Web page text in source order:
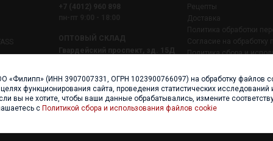
+7 (4012) 960 898
ОПТОВЫЙ СКЛАД
Гвардейский проспект, зд. 15Д
пн-пт 8:00 - 17:00
Рецепты
Доставка
Политика обработки
Согласие на
Политика сбора и
«Филипп» (ИНН 3907007331, ОГРН 1023900766097) на обработку файлов
функционирования сайта, проведения статистических исследований
вы не хотите, чтобы ваши данные обрабатывались, измените
с Политикой сбора и использования файлов cookie